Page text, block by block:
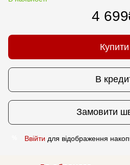
4
Купити
В
Замовити
Ввійти для відображення